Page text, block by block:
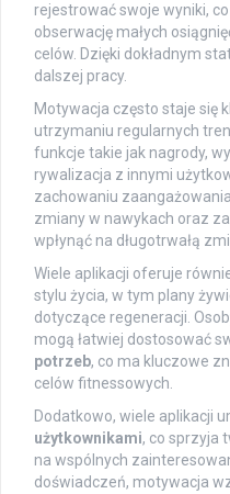
rejestrować swoje wyniki,
obserwację małych
celów. Dzięki dokładnym
dalszej pracy.
Motywacja często staje się
utrzymaniu regularnych
funkcje takie jak nagrody,
rywalizacja z innymi
zachowaniu
zmiany w nawykach oraz
wpłynąć na długotrwałą
Wiele aplikacji oferuje
stylu życia, w tym plany
dotyczące regeneracji.
mogą łatwiej dostosować
potrzeb, co ma kluczowe
celów fitnessowych.
Dodatkowo, wiele aplikacji
użytkownikami, co sprzyja
na wspólnych
doświadczeń, motywacja